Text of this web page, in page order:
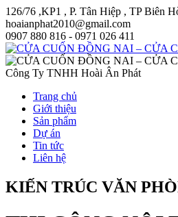
126/76 ,KP1 , P. Tân Hiệp , TP Biên
hoaianphat2010@gmail.com
0907 880 816 - 0971 026 411
Công Ty TNHH Hoài Ân Phát
Trang chủ
Giới thiệu
Sản phẩm
Dự án
Tin tức
Liên hệ
KIẾN TRÚC VĂN